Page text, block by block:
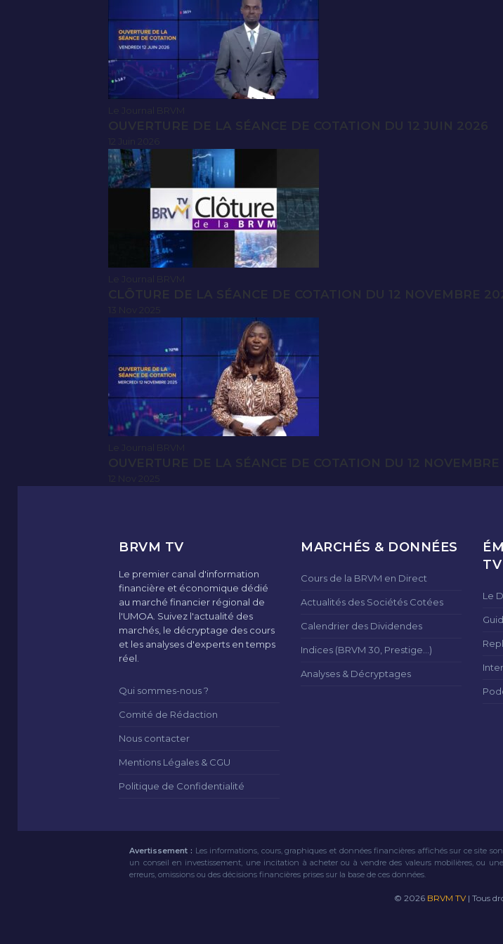
Le Journal BRVM
OUVERTURE DE LA SÉANCE DE COTATION DU 12 JUIN 2026
Le Journal BRVM
CLÔTURE DE LA SÉANCE DE COTATION DU 12 NOVEMBRE
Le Journal BRVM
OUVERTURE DE LA SÉANCE DE COTATION DU 12 NOVEMBRE
BRVM TV
Le premier canal d'information
financière et économique dédié
au marché financier régional de
l'UMOA. Suivez l'actualité des
marchés, le décryptage des cours
et les analyses d'experts en temps
réel.
Qui sommes-nous ?
Comité de Rédaction
Nous contacter
Mentions Légales & CGU
Politique de Confidentialité
MARCHÉS & DONNÉES
Cours de la BRVM en Direct
Actualités des Sociétés Cotées
Calendrier des Dividendes
Indices (BRVM 30, Prestige...)
Analyses & Décryptages
TV
Le
Avertissement : Les informations, cours, graphiques et données financières affichés sur ce site
un conseil en investissement, une incitation à acheter ou à vendre des valeurs mobilières, ou
erreurs, omissions ou des décisions financières prises sur la base de ces données.
© 2026 BRVM TV| Tous